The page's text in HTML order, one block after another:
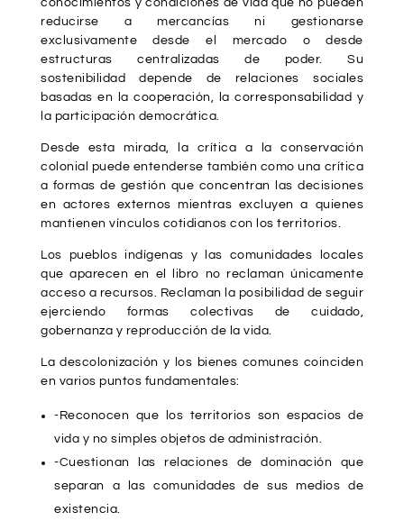
conocimientos y condiciones de vida que no pueden
reducirse a mercancías ni gestionarse
exclusivamente desde el mercado o desde
estructuras centralizadas de poder. Su
sostenibilidad depende de relaciones sociales
basadas en la cooperación, la corresponsabilidad y
la participación democrática.
Desde esta mirada, la crítica a la conservación
colonial puede entenderse también como una crítica
a formas de gestión que concentran las decisiones
en actores externos mientras excluyen a quienes
mantienen vínculos cotidianos con los territorios.
Los pueblos indígenas y las comunidades locales
que aparecen en el libro no reclaman únicamente
acceso a recursos. Reclaman la posibilidad de seguir
ejerciendo formas colectivas de cuidado,
gobernanza y reproducción de la vida.
La descolonización y los bienes comunes coinciden
en varios puntos fundamentales:
-Reconocen que los territorios son espacios de
vida y no simples objetos de administración.
-Cuestionan las relaciones de dominación que
separan a las comunidades de sus medios de
existencia.